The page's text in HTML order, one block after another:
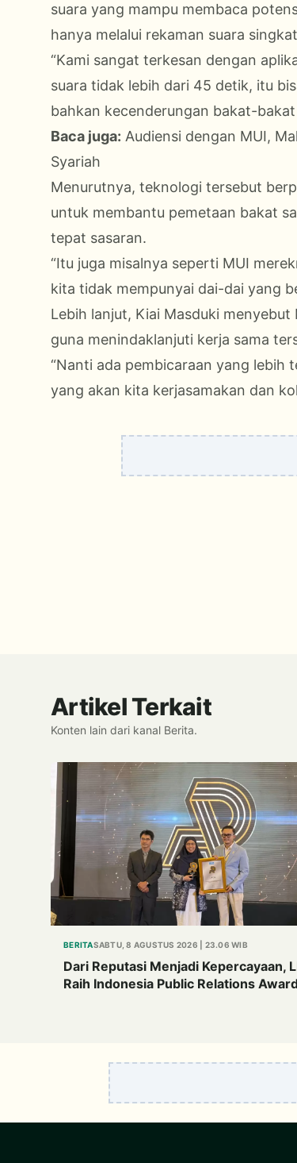
suara yang mampu membaca
hanya melalui rekaman suara
“Kami sangat terkesan dengan
suara tidak lebih dari 45 detik, itu
bahkan kecenderungan bakat-
Baca juga: Audiensi dengan MUI,
Syariah
Menurutnya, teknologi tersebut
untuk membantu pemetaan bakat
tepat sasaran.
“Itu juga misalnya seperti MUI
kita tidak mempunyai dai-dai yang
Lebih lanjut, Kiai Masduki
guna menindaklanjuti kerja sama
“Nanti ada pembicaraan yang lebih
yang akan kita kerjasamakan dan
Artikel Terkait
Konten lain dari kanal Berita.
BERITASABTU, 8 AGUSTUS 2026 | 23.06 WIB
Dari Reputasi Menjadi Kepercayaan,
Raih Indonesia Public Relations